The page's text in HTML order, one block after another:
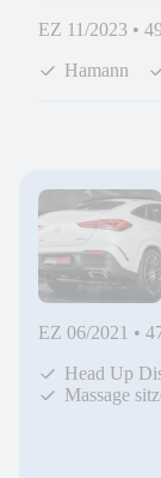
EZ 11/2023 •
Hamann
EZ 06/2021 •
Head Up
Massage